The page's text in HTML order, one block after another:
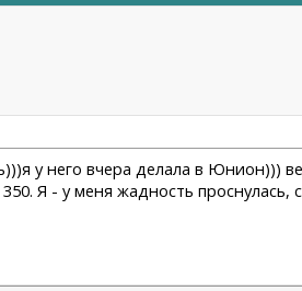
у него вчера делала в Юнион)))
Я - у меня жадность